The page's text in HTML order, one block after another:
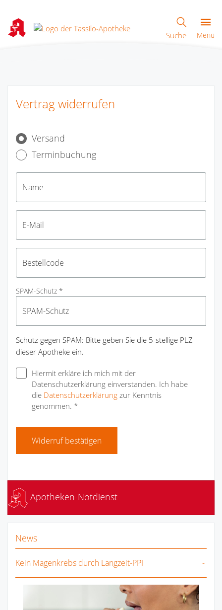
Suche Menü
Vertrag widerrufen
Versand
Terminbuchung
SPAM-Schutz *
Schutz gegen SPAM: Bitte geben Sie die 5-stellige PLZ
dieser Apotheke ein.
Hiermit erkläre ich mich mit der
Datenschutzerklärung einverstanden. Ich habe
die Datenschutzerklärungzur Kenntnis
genommen. *
Widerruf bestätigen
Apotheken-Notdienst
News
Kein Magenkrebs durch Langzeit-PPI